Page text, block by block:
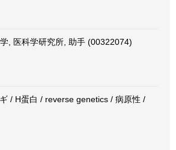
, 医科学研究所, 助手 (00322074)
/ H蛋白 / reverse genetics / 病原性 /